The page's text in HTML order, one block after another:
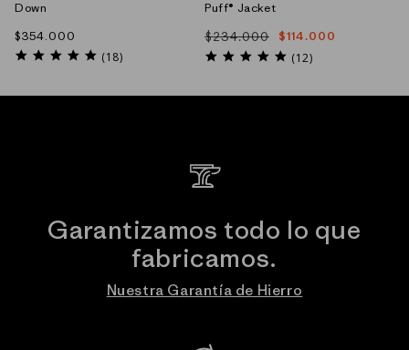
Down
Precio
habitual
$354.000
4.9
(18)
Puff® Jacket
Precio
habitual
$234.000
Precio
de
$114.000
4.8
(12)
Garantizamos todo lo que
fabricamos.
Nuestra Garantía de Hierro